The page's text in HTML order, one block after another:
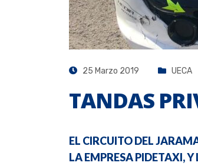
25 Marzo 2019 UECA
TANDAS
EL CIRCUITO DEL
LA EMPRESA PIDETAXI,